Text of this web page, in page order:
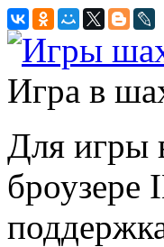
Игра в
Для игры